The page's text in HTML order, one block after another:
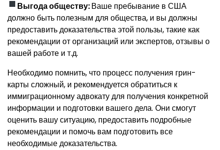
Выгода обществу:Ваше пребывание в США
должно быть полезным для общества, и вы должны
предоставить доказательства этой пользы, такие как
рекомендации от организаций или экспертов, отзывы о
вашей работе и т.д.
Необходимо помнить, что процесс получения грин-
карты сложный, и рекомендуется обратиться к
иммиграционному адвокату для получения конкретной
информации и подготовки вашего дела. Они смогут
оценить вашу ситуацию, предоставить подробные
рекомендации и помочь вам подготовить все
необходимые доказательства.